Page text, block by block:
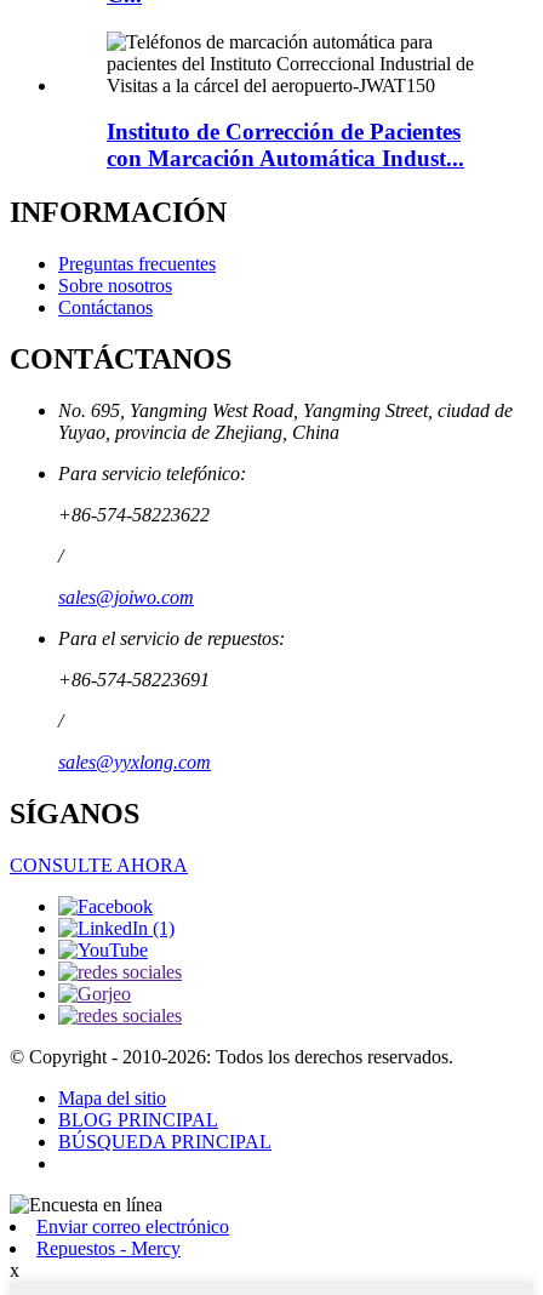
Instituto de Corrección de Pacientes
con Marcación Automática Indust...
INFORMACIÓN
Preguntas frecuentes
Sobre nosotros
Contáctanos
CONTÁCTANOS
No. 695, Yangming West Road, Yangming Street, ciudad de
Yuyao, provincia de Zhejiang, China
Para servicio telefónico:
+86-574-58223622
/
sales@joiwo.com
Para el servicio de repuestos:
+86-574-58223691
/
sales@yyxlong.com
SÍGANOS
CONSULTE AHORA
© Copyright - 2010-2026: Todos los derechos reservados.
Mapa del sitio
BLOG PRINCIPAL
BÚSQUEDA PRINCIPAL
Enviar correo electrónico
Repuestos - Mercy
x